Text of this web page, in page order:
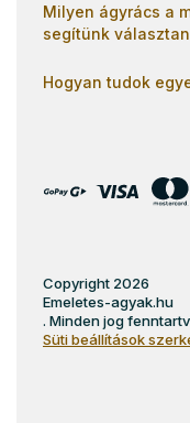
Milyen ágyrács a
segítünk
Hogyan tudok
Copyright 2026
Emeletes-agyak.hu
. Minden jog
Süti beállítások